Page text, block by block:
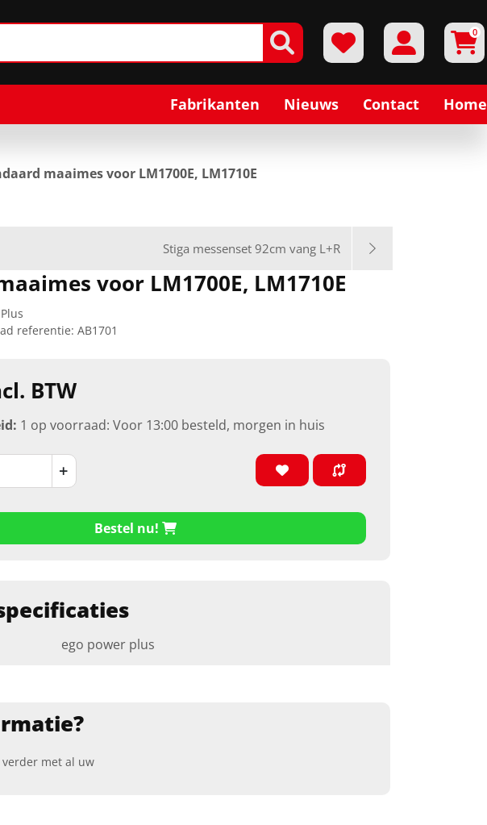
0
Fabrikanten Nieuws Contact Home
maaimes voor LM1700E, LM1710E
Stiga messenset 92cm vang L+R
voor LM1700E, LM1710E
referentie: AB1701
BTW
1 op voorraad: Voor 13:00 besteld, morgen in huis
+
Bestel nu!
ego power plus
met al uw